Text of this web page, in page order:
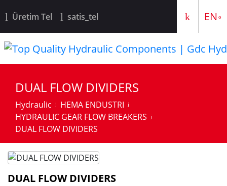
Üretim Tel satis_tel EN
TR
DUAL FLOW DIVIDERS
Hydraulic
HEMA ENDUSTRI
HYDRAULIC GEAR FLOW BREAKERS
DUAL FLOW DIVIDERS
DUAL FLOW DIVIDERS